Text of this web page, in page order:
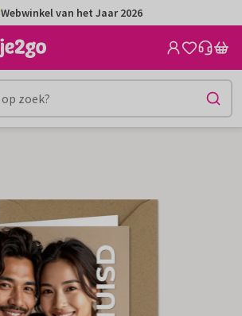
Webwinkel van het Jaar 2026